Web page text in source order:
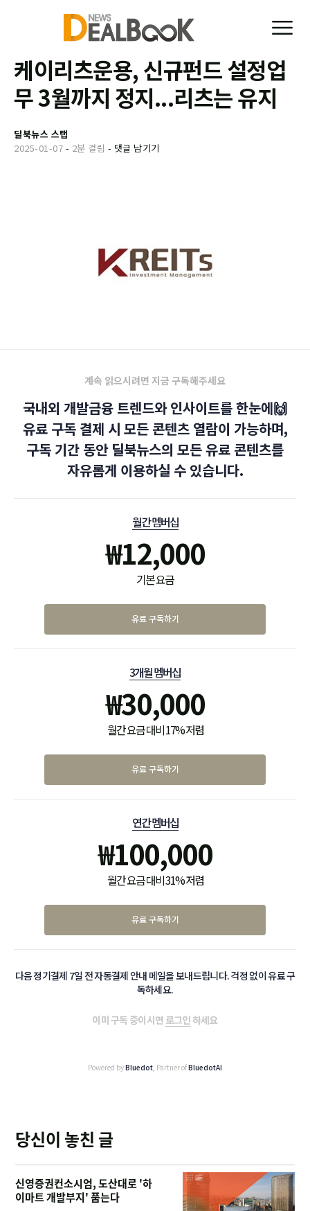
케이리츠운용, 신규펀드 설정업
무 3월까지 정지...리츠는 유지
딜북뉴스 스탭
2025-01-07 - 2분 걸림 - 댓글 남기기
계속 읽으시려면 지금 구독해주세요
국내외 개발금융 트렌드와 인사이트를 한눈에🙌
유료 구독 결제 시 모든 콘텐츠 열람이 가능하며,
구독 기간 동안 딜북뉴스의 모든 유료 콘텐츠를
자유롭게 이용하실 수 있습니다.
월간 멤버십
₩12,000
기본 요금
유료 구독하기
3개월 멤버십
₩30,000
월간 요금 대비 17% 저렴
유료 구독하기
연간 멤버십
₩100,000
월간 요금 대비 31% 저렴
유료 구독하기
다음 정기결제 7일 전 자동결제 안내 메일을 보내드립니다. 걱정 없이 유료 구
독하세요.
이미 구독 중이시면 로그인하세요
Powered byBluedot , Partner ofBluedotAI
당신이 놓친 글
신영증권컨소시엄, 도산대로 '하
이마트 개발부지' 품는다